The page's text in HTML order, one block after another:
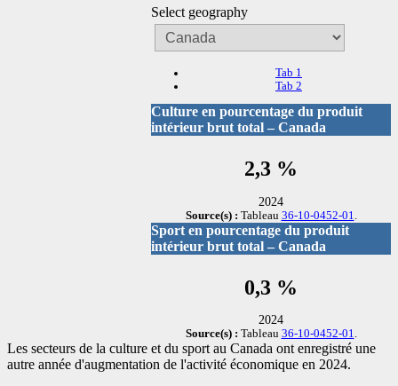
Select geography
Tab 1
Tab 2
Culture en pourcentage du produit
intérieur brut total – Canada
2,3 %
2024
Source(s) : Tableau 36-10-0452-01
Sport en pourcentage du produit
intérieur brut total – Canada
0,3 %
2024
Source(s) : Tableau 36-10-0452-01.
Les secteurs de la culture et du sport au Canada ont enregistré une
autre année d'augmentation de l'activité économique en 2024.